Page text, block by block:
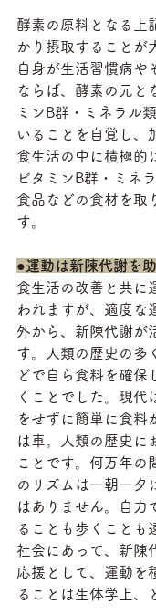
酵素の原料となる上
かり摂取することが
自身が生活習慣病や
ならば、酵素の元と
ミンB群・ミネラル
いることを自覚し、
食生活の中に積極的
ビタミンB群・ミネ
食品などの食材を取
す。
●運動は新陳代謝を
食生活の改善と共に
われますが、適度な
外から、新陳代謝が
す。人類の歴史の多
どで自ら食料を確保
くことでした。現代
をせずに簡単に食料
は車。人類の歴史に
ことです。何万年の
のリズムは一朝一夕
はありません。自力
ることも歩くことも
社会にあって、新陳
応援として、運動を
ることは生体学上、